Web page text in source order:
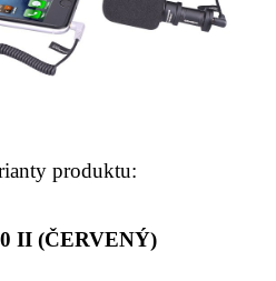
produktu:
II (ČERVENÝ)